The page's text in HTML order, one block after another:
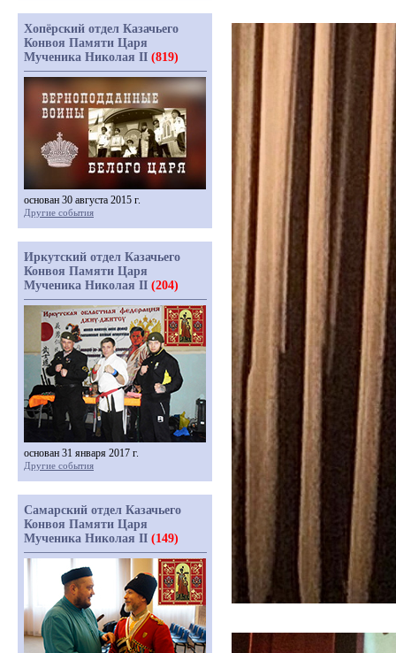
Хопёрский отдел Казачьего
Конвоя Памяти Царя
Мученика Николая II (819)
основан 30 августа 2015 г.
Другие события
Иркутский отдел Казачьего
Конвоя Памяти Царя
Мученика Николая II (204)
основан 31 января 2017 г.
Другие события
Самарский отдел Казачьего
Конвоя Памяти Царя
Мученика Николая II (149)